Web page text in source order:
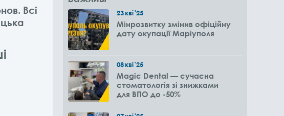
Всі
23кві'25
Мінрозвитку змінив офіційну
дату окупації Маріуполя
08кві'25
Magic Dental — сучасна
стоматологія зі знижками
для ВПО до -50%